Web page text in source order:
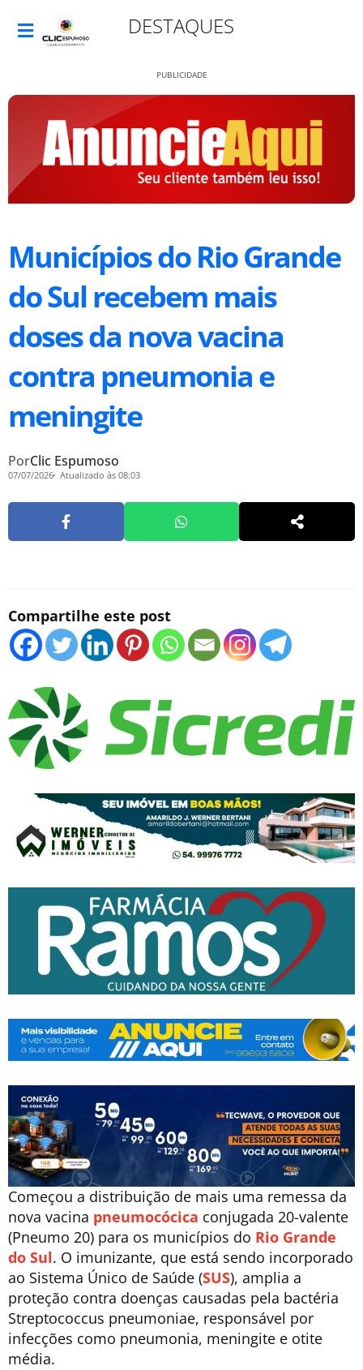
DESTAQUES
PUBLICIDADE
Municípios do Rio Grande
do Sul recebem mais
doses da nova vacina
contra pneumonia e
meningite
PorClic Espumoso
07/07/2026 Atualizado às 08:03
Compartilhe este post
Começou a distribuição de mais uma remessa da
nova vacina pneumocócica conjugada 20-valente
(Pneumo 20) para os municípios do Rio Grande
do Sul. O imunizante, que está sendo incorporado
ao Sistema Único de Saúde (SUS), amplia a
proteção contra doenças causadas pela bactéria
Streptococcus pneumoniae, responsável por
infecções como pneumonia, meningite e otite
média.